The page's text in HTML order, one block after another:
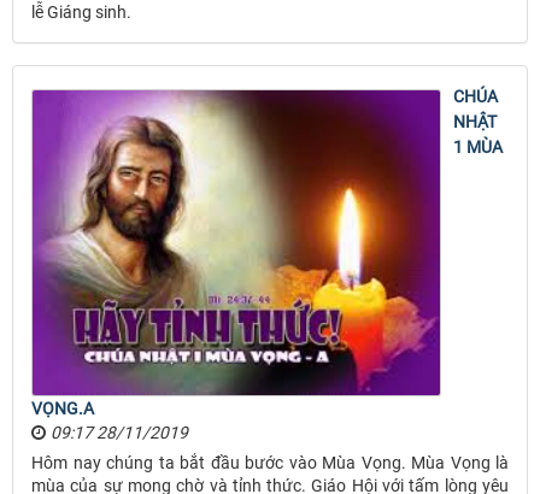
lễ Giáng sinh.
CHÚA
NHẬT
1 MÙA
VỌNG.A
09:17 28/11/2019
Hôm nay chúng ta bắt đầu bước vào Mùa Vọng. Mùa Vọng là
mùa của sự mong chờ và tỉnh thức. Giáo Hội với tấm lòng yêu